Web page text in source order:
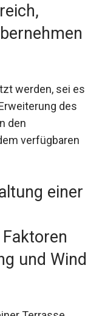
werden, sei es
des
den
verfügbaren
einer
und Wind